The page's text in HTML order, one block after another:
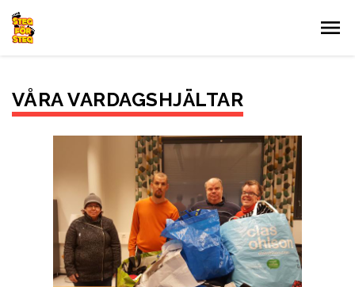
Gå till innehållet
VÅRA VARDAGSHJÄLTAR